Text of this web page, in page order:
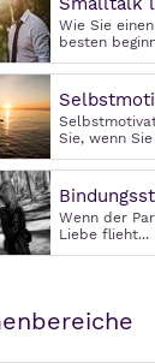
Wie Sie
besten
Sie, wenn
Wenn der
Liebe flieht...